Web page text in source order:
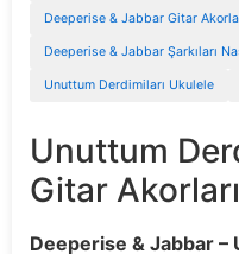
Deeperise & Jabbar Gitar
Deeperise & Jabbar Şarkıları
Unuttum Derdimiları Ukulele
Unuttum
Gitar
Deeperise & Jabbar